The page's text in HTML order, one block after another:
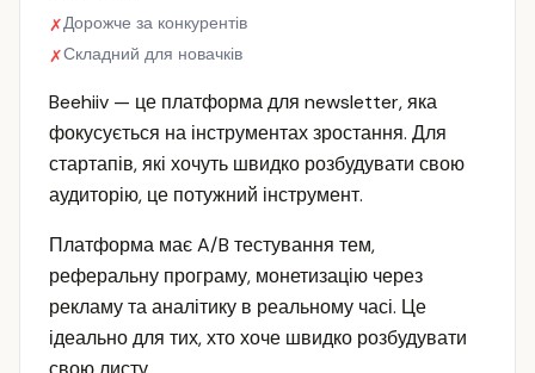
✗Дорожче за конкурентів
✗Складний для новачків
Beehiiv — це платформа для newsletter, яка
фокусується на інструментах зростання. Для
стартапів, які хочуть швидко розбудувати свою
аудиторію, це потужний інструмент.
Платформа має A/B тестування тем,
реферальну програму, монетизацію через
рекламу та аналітику в реальному часі. Це
ідеально для тих, хто хоче швидко розбудувати